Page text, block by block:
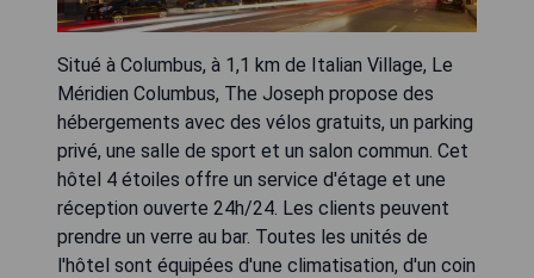
Situé à Columbus, à 1,1 km de Italian Village, Le
Méridien Columbus, The Joseph propose des
hébergements avec des vélos gratuits, un parking
privé, une salle de sport et un salon commun. Cet
hôtel 4 étoiles offre un service d'étage et une
réception ouverte 24h/24. Les clients peuvent
prendre un verre au bar. Toutes les unités de
l'hôtel sont équipées d'une climatisation, d'un coin